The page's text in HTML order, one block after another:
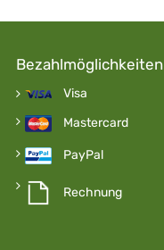
Bezahlmöglichkeiten
Visa
Mastercard
PayPal
Rechnung